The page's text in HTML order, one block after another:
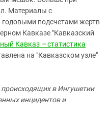
Материалы с
подсчетами жертв
Кавказе "Кавказский
Кавказ –статистика
на "Кавказском узле"
происходящих в Ингушетии
инцидентов и